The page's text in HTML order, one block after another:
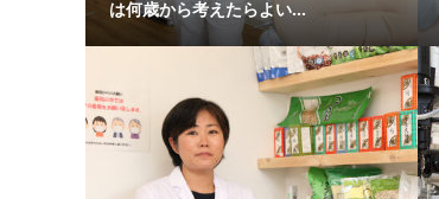
は何歳から考えたらよい...